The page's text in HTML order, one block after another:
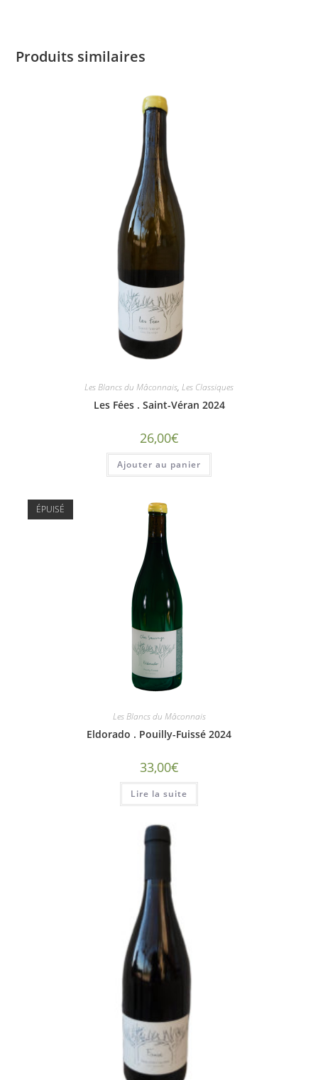
Produits similaires
Les Blancs du Mâconnais, Les Classiques
Les Fées . Saint-Véran 2024
26,00€
Ajouter au panier
ÉPUISÉ
Les Blancs du Mâconnais
Eldorado . Pouilly-Fuissé 2024
33,00€
Lire la suite